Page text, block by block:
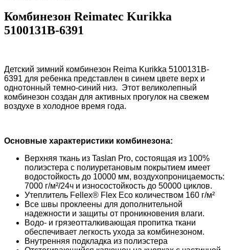
Комбинезон Reimatec Kurikka
5100131B-6391
Детский зимний комбинезон Reima Kurikka 5100131B-
6391 для ребенка представлен в синем цвете верх и
однотонный темно-синий низ. Этот великолепный
комбинезон создан для активных прогулок на свежем
воздухе в холодное время года.
Основные характеристики комбинезона:
Верхняя ткань из Taslan Pro, состоящая из 100%
полиэстера с полиуретановым покрытием имеет
водостойкость до 10000 мм, воздухопроницаемость:
7000 г/м²/24ч и износостойкость до 50000 циклов.
Утеплитель Fellex® Flex Eco количеством 160 г/м²
Все швы проклеены для дополнительной
надежности и защиты от проникновения влаги.
Водо- и грязеотталкивающая пропитка ткани
обеспечивает легкость ухода за комбинезоном.
Внутренняя подкладка из полиэстера